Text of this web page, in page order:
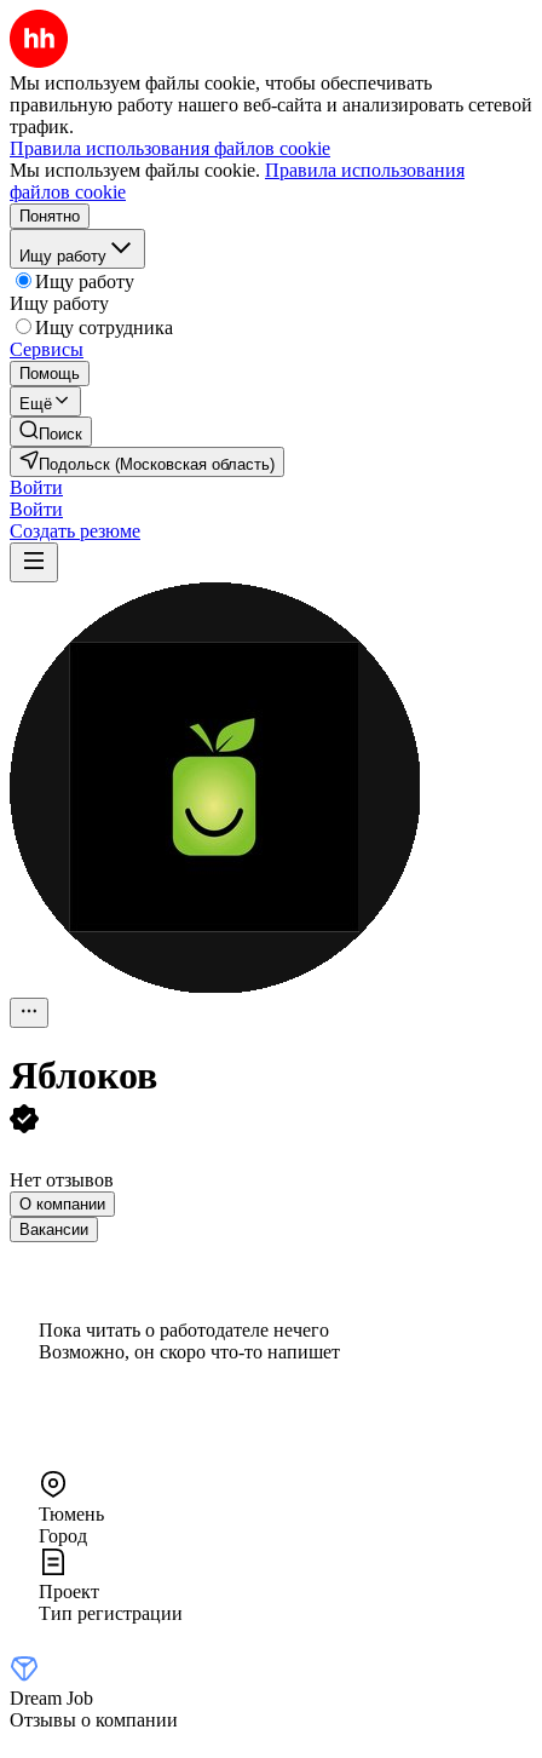
Мы используем файлы cookie, чтобы обеспечивать
правильную работу нашего веб-сайта и анализировать сетевой
трафик.
Правила использования файлов cookie
Мы используем файлы cookie. Правила использования
файлов cookie
Понятно
Ищу работу
Ищу работу
Ищу работу
Ищу сотрудника
Сервисы
Помощь
Ещё
Поиск
Подольск (Московская область)
Войти
Войти
Создать резюме
Яблоков
Нет отзывов
О компании
Вакансии
Пока читать о работодателе нечего
Возможно, он скоро что‑то напишет
Тюмень
Город
Проект
Тип регистрации
Dream Job
Отзывы о компании